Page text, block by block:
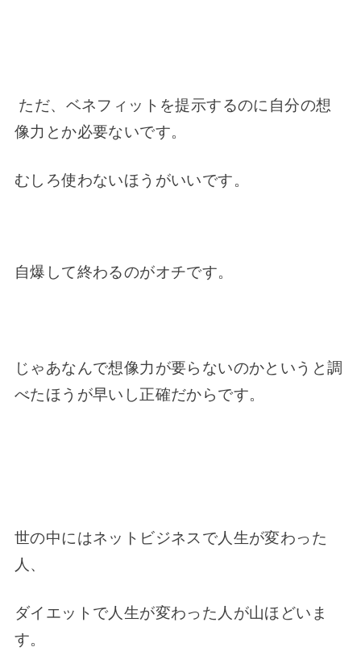
ただ、ベネフィットを提示するのに自分の想
像力とか必要ないです。
むしろ使わないほうがいいです。
自爆して終わるのがオチです。
じゃあなんで想像力が要らないのかというと調
べたほうが早いし正確だからです。
世の中にはネットビジネスで人生が変わった
人、
ダイエットで人生が変わった人が山ほどいま
す。